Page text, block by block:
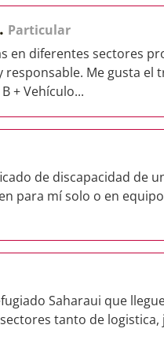
Particular
en diferentes sectores
Me gusta el
+ Vehículo...
de discapacidad de
para mí solo o en
Saharaui que
tanto de